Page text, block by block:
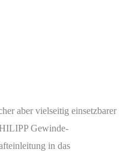
aber vielseitig einsetzbarer
Gewinde-
in das